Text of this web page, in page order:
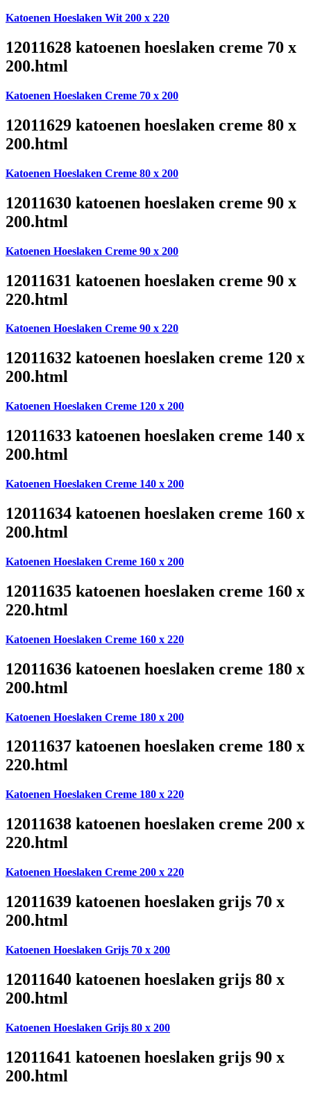
Katoenen Hoeslaken Wit 200 x 220
12011628 katoenen hoeslaken creme 70 x
200.html
Katoenen Hoeslaken Creme 70 x 200
12011629 katoenen hoeslaken creme 80 x
200.html
Katoenen Hoeslaken Creme 80 x 200
12011630 katoenen hoeslaken creme 90 x
200.html
Katoenen Hoeslaken Creme 90 x 200
12011631 katoenen hoeslaken creme 90 x
220.html
Katoenen Hoeslaken Creme 90 x 220
12011632 katoenen hoeslaken creme 120 x
200.html
Katoenen Hoeslaken Creme 120 x 200
12011633 katoenen hoeslaken creme 140 x
200.html
Katoenen Hoeslaken Creme 140 x 200
12011634 katoenen hoeslaken creme 160 x
200.html
Katoenen Hoeslaken Creme 160 x 200
12011635 katoenen hoeslaken creme 160 x
220.html
Katoenen Hoeslaken Creme 160 x 220
12011636 katoenen hoeslaken creme 180 x
200.html
Katoenen Hoeslaken Creme 180 x 200
12011637 katoenen hoeslaken creme 180 x
220.html
Katoenen Hoeslaken Creme 180 x 220
12011638 katoenen hoeslaken creme 200 x
220.html
Katoenen Hoeslaken Creme 200 x 220
12011639 katoenen hoeslaken grijs 70 x
200.html
Katoenen Hoeslaken Grijs 70 x 200
12011640 katoenen hoeslaken grijs 80 x
200.html
Katoenen Hoeslaken Grijs 80 x 200
12011641 katoenen hoeslaken grijs 90 x
200.html